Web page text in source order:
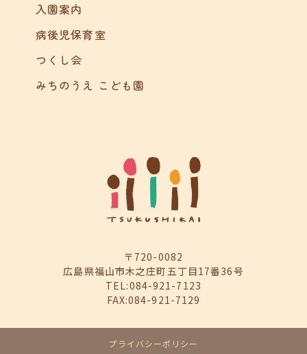
入園案内
病後児保育室
つくし会
みちのうえ こども園
〒720-0082
広島県福山市木之庄町五丁目17番36号
TEL:084-921-7123
FAX:084-921-7129
プライバシーポリシー